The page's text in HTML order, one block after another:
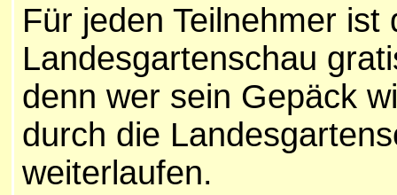
Für jeden Teilnehmer ist
Landesgartenschau
denn wer sein Gepäck
durch die
weiterlaufen.